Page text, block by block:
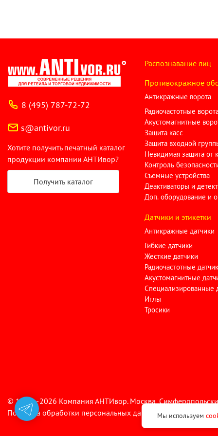
Цифровые штендеры
LED-постеры
Тейбл Тенты
Профессиональные LCD-панели
8 (495) 787-72-72
s@antivor.ru
Хотите получить печатный каталог
продукции компании АНТИвор?
Получить каталог
Распознавание лиц
Противокражное
Антикражные ворота
Радиочастотные
Акустомагнитные
Защита касс
Защита входной
Невидимая защита от
Контроль
Съёмные устройства
Деактиваторы и
Доп. оборудование и
Датчики и этикетки
Антикражные датчики
Гибкие датчики
Жесткие датчики
Радиочастотные
Акустомагнитные
Специализированные
Иглы
Тросики
© 1996—2026 Компания АНТИвор. Москва,
Политика обработки персональных данных• Согласие на
Мы используем